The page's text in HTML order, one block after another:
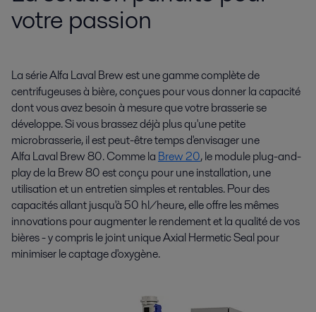
votre passion
La série Alfa Laval Brew est une gamme complète de
centrifugeuses à bière, conçues pour vous donner la capacité
dont vous avez besoin à mesure que votre brasserie se
développe. Si vous brassez déjà plus qu'une petite
microbrasserie, il est peut-être temps d'envisager une
Alfa Laval Brew 80. Comme la Brew 20, le module plug-and-
play de la Brew 80 est conçu pour une installation, une
utilisation et un entretien simples et rentables. Pour des
capacités allant jusqu'à 50 hl/heure, elle offre les mêmes
innovations pour augmenter le rendement et la qualité de vos
bières - y compris le joint unique Axial Hermetic Seal pour
minimiser le captage d'oxygène.